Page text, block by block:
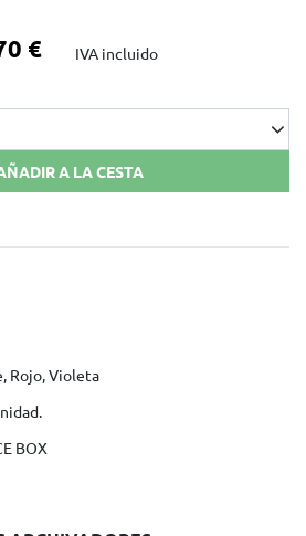
€ IVA incluido
A LA CESTA
Rojo, Violeta
BOX